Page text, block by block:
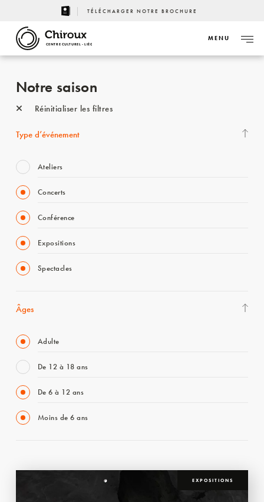
TÉLÉCHARGER NOTRE BROCHURE
CENTRE CULTUREL - LIÈGE
MENU
Notre saison
Réinitialiser les filtres
Type d’événement
Ateliers
Concerts
Conférence
Expositions
Spectacles
Âges
Adulte
De 12 à 18 ans
De 6 à 12 ans
Moins de 6 ans
EXPOSITIONS